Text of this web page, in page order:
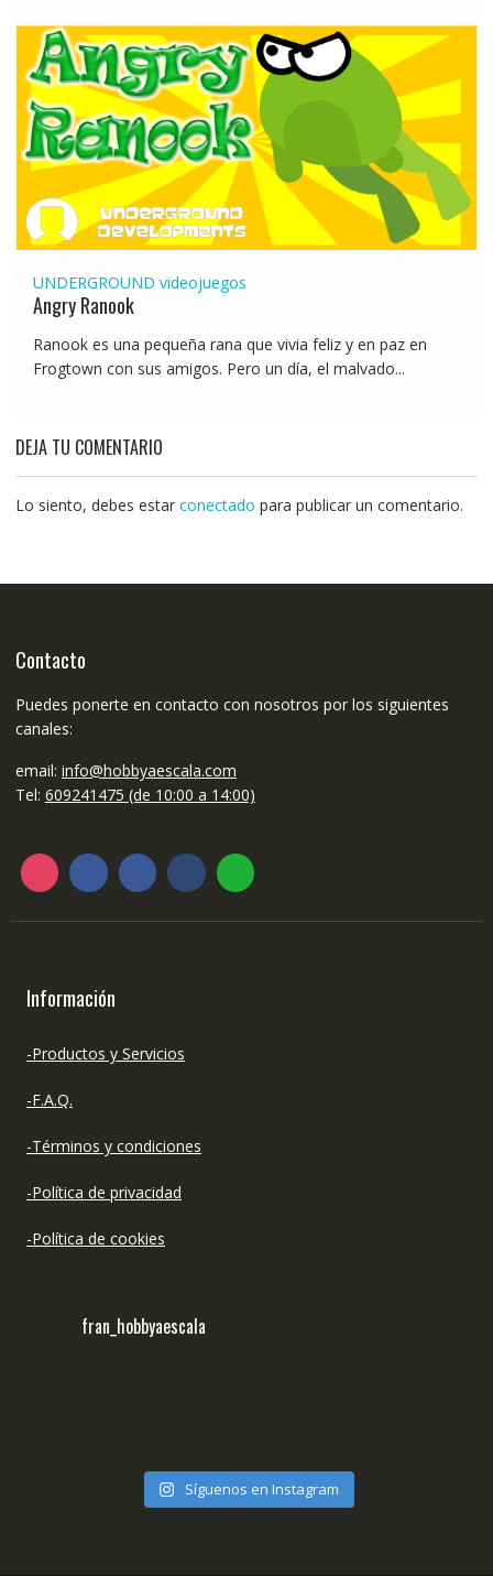
UNDERGROUND videojuegos
Angry Ranook
Ranook es una pequeña rana que vivia feliz y en paz en
Frogtown con sus amigos. Pero un día, el malvado...
DEJA TU COMENTARIO
Lo siento, debes estar conectado para publicar un comentario.
Contacto
Puedes ponerte en contacto con nosotros por los siguientes
canales:
email: info@hobbyaescala.com
Tel: 609241475 (de 10:00 a 14:00)
Información
-Productos y Servicios
-F.A.Q.
-Términos y condiciones
-Política de privacidad
-Política de cookies
fran_hobbyaescala
Síguenos en Instagram